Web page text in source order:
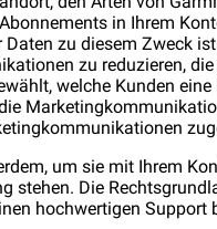
in Ihrem
zu diesem Zweck
zu reduzieren,
welche Kunden
um sie mit Ihrem
stehen. Die
hochwertigen Support